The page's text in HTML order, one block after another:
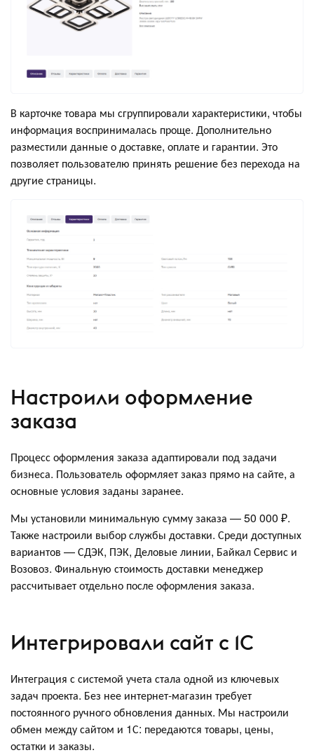
В карточке товара мы сгруппировали характеристики, чтобы
информация воспринималась проще. Дополнительно
разместили данные о доставке, оплате и гарантии. Это
позволяет пользователю принять решение без перехода на
другие страницы.
Настроили оформление
заказа
Процесс оформления заказа адаптировали под задачи
бизнеса. Пользователь оформляет заказ прямо на сайте, а
основные условия заданы заранее.
Мы установили минимальную сумму заказа — 50 000 ₽.
Также настроили выбор службы доставки. Среди доступных
вариантов — СДЭК, ПЭК, Деловые линии, Байкал Сервис и
Возовоз. Финальную стоимость доставки менеджер
рассчитывает отдельно после оформления заказа.
Интегрировали сайт с 1С
Интеграция с системой учета стала одной из ключевых
задач проекта. Без нее интернет-магазин требует
постоянного ручного обновления данных. Мы настроили
обмен между сайтом и 1С: передаются товары, цены,
остатки и заказы.